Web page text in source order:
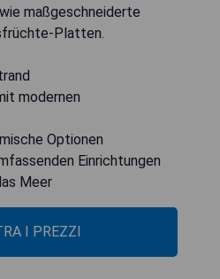
maßgeschneiderte
Platten.
modernen
Optionen
Einrichtungen
Meer
I PREZZI